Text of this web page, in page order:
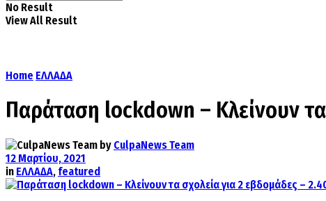
No Result
View All Result
Home ΕΛΛΑΔΑ
Παράταση lockdown – Κλείνουν
by CulpaNews Team
12 Μαρτίου, 2021
in ΕΛΛΑΔΑ, featured